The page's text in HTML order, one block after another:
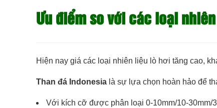
Ưu điểm so với các loại
Hiện nay giá các loại nhiên liệu lò hơi tăng cao,
Than đá Indonesia là sự lựa chọn hoàn hảo để
Với kích cỡ được phân loại 0-10mm/10-30mm/